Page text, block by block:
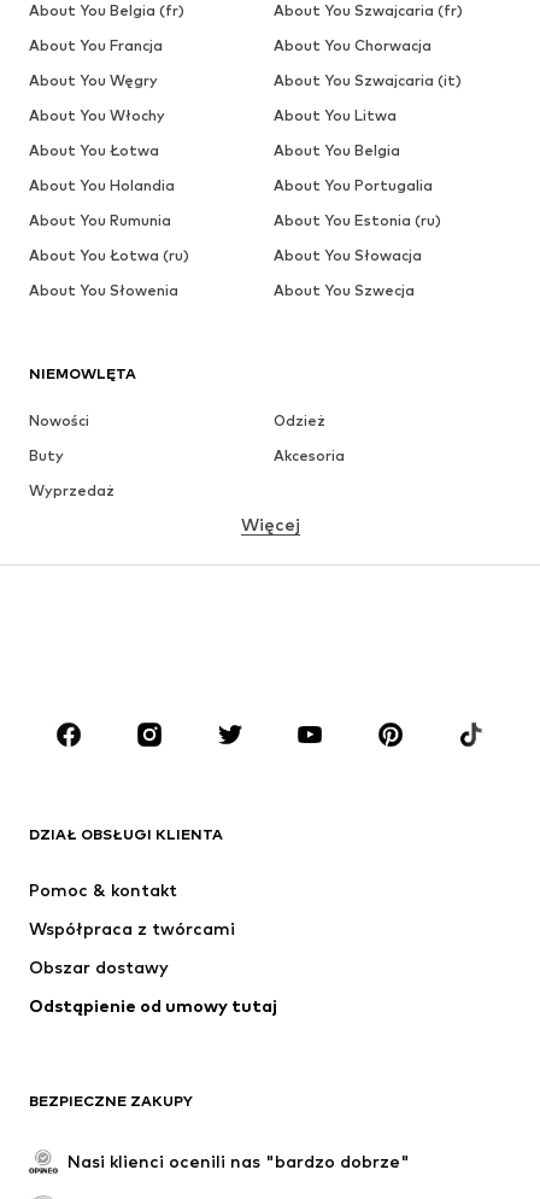
NIEMOWLĘTA
Nowości
Odzież
Buty
Akcesoria
Wyprzedaż
MARKI
Next
ADIDAS PERFORMANCE
Więcej
DZIAŁ OBSŁUGI KLIENTA
Pomoc & kontakt
Współpraca z twórcami
Obszar dostawy
Odstąpienie od umowy tutaj
BEZPIECZNE ZAKUPY
Nasi klienci ocenili nas "bardzo dobrze"
About You Belgia (fr)
About You Szwajcaria (fr)
About You Francja
About You Chorwacja
About You Węgry
About You Szwajcaria (it)
About You Włochy
About You Litwa
About You Łotwa
About You Belgia
About You Holandia
About You Portugalia
About You Rumunia
About You Estonia (ru)
About You Łotwa (ru)
About You Słowacja
About You Słowenia
About You Szwecja